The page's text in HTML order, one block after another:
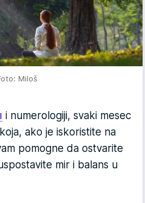
Miloš
i numerologiji, svaki mesec
ako je iskoristite na
pomogne da ostvarite
mir i balans u